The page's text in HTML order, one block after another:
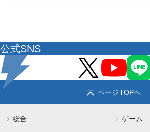
公式SNS
ページTOPへ
総合 ゲーム